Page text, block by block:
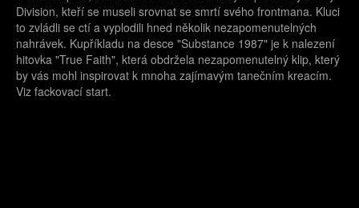
Division, kteří se museli srovnat se smrtí svého frontmana. Kluci
to zvládli se ctí a vyplodili hned několik nezapomenutelných
nahrávek. Kupříkladu na desce "Substance 1987" je k nalezení
hitovka "True Faith", která obdržela nezapomenutelný klip, který
by vás mohl inspirovat k mnoha zajímavým tanečním kreacím.
Viz fackovací start.